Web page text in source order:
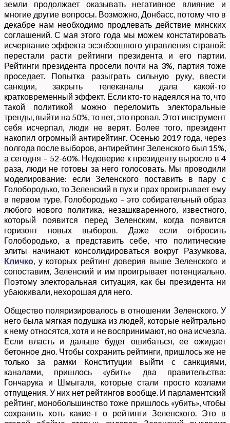
земли продолжает оказывать негативное влияние и
многие другие вопросы. Возможно, Донбасс, потому что в
декабре нам необходимо продлевать действие минских
соглашений. С мая этого года мы можем констатировать
исчерпание эффекта эсэнбэошного управления страной:
перестали расти рейтинги президента и его партии.
Рейтинги президента просели почти на 3%, партия тоже
проседает. Попытка разыграть сильную руку, ввести
санкции, закрыть телеканалы дала какой-то
кратковременный эффект. Если кто-то надеялся на то, что
такой политикой можно переломить электоральные
тренды, выйти на 50%, то нет, это провал. Этот инструмент
себя исчерпал, люди не верят. Более того, президент
накопил огромный антирейтинг. Осенью 2019 года, через
полгода после выборов, антирейтинг Зеленского был 15%,
а сегодня – 52-60%. Недоверие к президенту выросло в 4
раза, люди не готовы за него голосовать. Мы проводили
моделирование: если Зеленского поставить в пару с
Голобородько, то Зеленский в пух и прах проигрывает ему
в первом туре. Голобородько – это собирательный образ
любого нового политика, незашкваренного, известного,
который появится перед Зеленским, когда появится
горизонт новых выборов. Даже если отбросить
Голобородько, а представить себе, что политические
элиты начинают консолидироваться вокруг Разумкова,
Кличко, у которых рейтинг доверия выше Зеленского и
сопоставим, Зеленский и им проигрывает потенциально.
Поэтому электоральная ситуация, как бы президента ни
убаюкивали, нехорошая для него.
Общество поляризировалось в отношении Зеленского. У
него была мягкая подушка из людей, которые нейтрально
к нему относятся, хотя и не воспринимают, но она исчезла.
Если власть и дальше будет ошибаться, ее ожидает
бетонное дно. Чтобы сохранить рейтинги, пришлось же не
только за рамки Конституции выйти с санкциями,
каналами, пришлось «убить» два правительства:
Гончарука и Шмыгаля, которые стали просто козлами
отпущения. У них нет рейтингов вообще. И парламентский
рейтинг, монобольшинство тоже пришлось «убить», чтобы
сохранить хоть какие-т о рейтинги Зеленского. Это в